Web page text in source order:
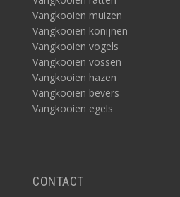
Vangkooien muizen
Vangkooien konijnen
Vangkooien vogels
Vangkooien vossen
Vangkooien hazen
Vangkooien bevers
Vangkooien egels
CONTACT